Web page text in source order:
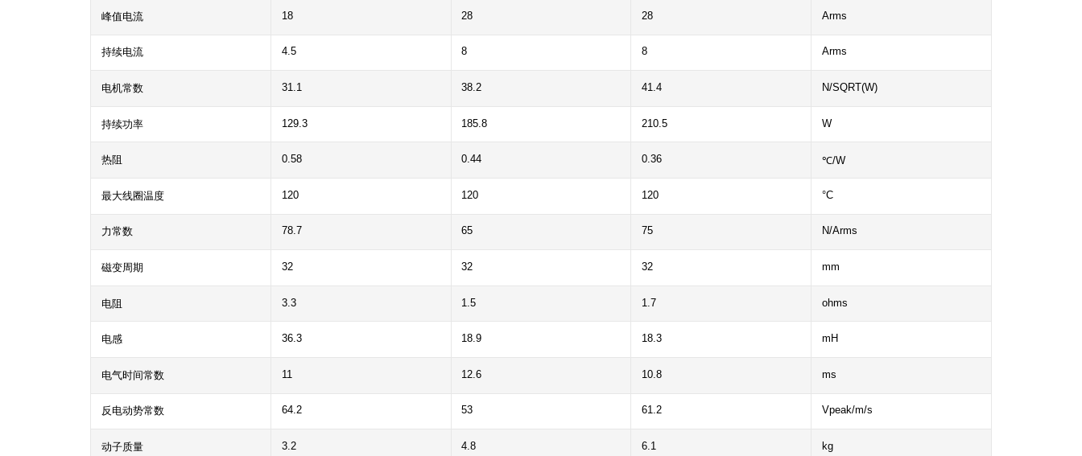
峰值电流 18 28 28 Arms
持续电流 4.5 8 8 Arms
电机常数 31.1 38.2 41.4 N/SQRT(W)
持续功率 129.3 185.8 210.5 W
热阻 0.58 0.44 0.36 ℃/W
最大线圈温度 120 120 120 °C
力常数 78.7 65 75 N/Arms
磁变周期 32 32 32 mm
电阻 3.3 1.5 1.7 ohms
电感 36.3 18.9 18.3 mH
电气时间常数 11 12.6 10.8 ms
反电动势常数 64.2 53 61.2 Vpeak/m/s
动子质量 3.2 4.8 6.1 kg